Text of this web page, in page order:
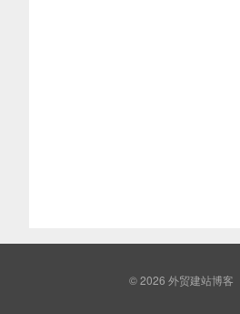
© 2026 外贸建站博客